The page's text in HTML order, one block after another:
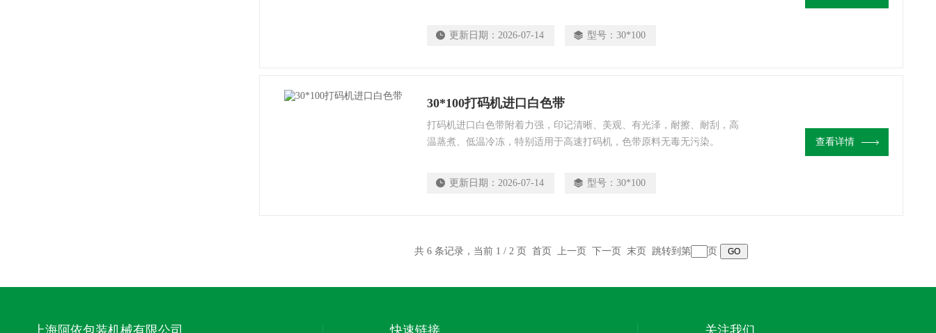
更新日期： 2026-07-14 型号： 30*100
30*100打码机进口白色带
打码机进口白色带附着力强，印记清晰、美观、有光泽，耐擦、耐刮，高
温蒸煮、低温冷冻，特别适用于高速打码机，色带原料无毒无污染。
更新日期： 2026-07-14 型号： 30*100
查看详情
共 6 条记录，当前 1 / 2 页 首页 上一页 下一页 末页 跳转到第 页
上海阿依包装机械有限公司 快速链接 关注我们